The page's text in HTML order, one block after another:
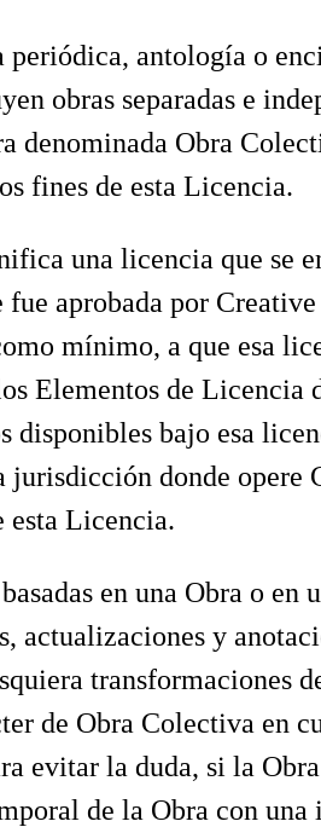
periódica, antología o
obras separadas e
Obra
fines de esta Licencia.
una licencia que se
aprobada por
mínimo, a que esa
Elementos de Licencia
bajo esa
jurisdicción donde
esta Licencia.
en una Obra o
actualizaciones y
transformaciones
de Obra Colectiva en
evitar la duda, si la
de la Obra con